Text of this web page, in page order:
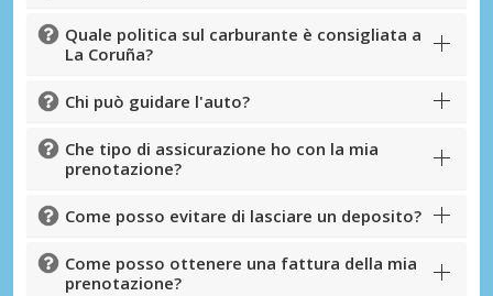
Quale politica sul carburante è consigliata a
La Coruña?
Chi può guidare l'auto?
Che tipo di assicurazione ho con la mia
prenotazione?
Come posso evitare di lasciare un deposito?
Come posso ottenere una fattura della mia
prenotazione?